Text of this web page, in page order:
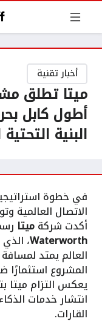
أخبار تقنية
أطول كابل
البنية
في خطوة
الاتصال العالمية
أكدت شركةميتا
Waterworth،
العالم يمتد
المشروع
يعكس التزام ميتا
انتشار خدمات
القارات.